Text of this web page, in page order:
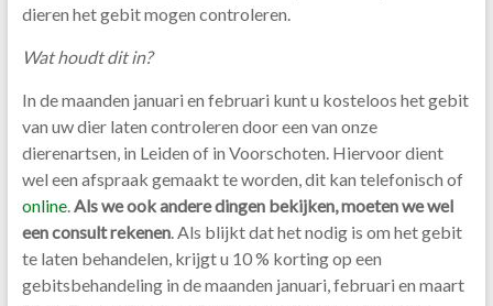
dieren het gebit mogen controleren.
Wat houdt dit in?
In de maanden januari en februari kunt u kosteloos het gebit
van uw dier laten controleren door een van onze
dierenartsen, in Leiden of in Voorschoten. Hiervoor dient
wel een afspraak gemaakt te worden, dit kan telefonisch of
online.Als we ook andere dingen bekijken, moeten we wel
een consult rekenen. Als blijkt dat het nodig is om het gebit
te laten behandelen, krijgt u 10 % korting op een
gebitsbehandeling in de maanden januari, februari en maart